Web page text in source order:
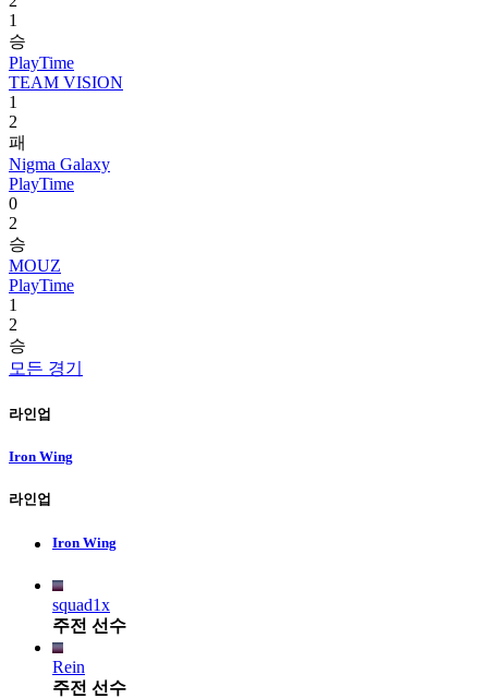
1
승
PlayTime
TEAM VISION
1
2
패
Nigma Galaxy
PlayTime
0
2
승
MOUZ
PlayTime
1
2
승
모든 경기
라인업
Iron Wing
라인업
Iron Wing
squad1x
주전 선수
Rein
주전 선수